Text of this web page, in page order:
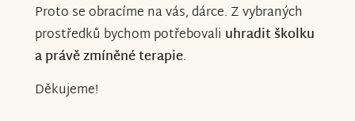
Proto se obracíme na vás, dárce. Z vybraných
prostředků bychom potřebovali uhradit školku
a právě zmíněné terapie.
Děkujeme!